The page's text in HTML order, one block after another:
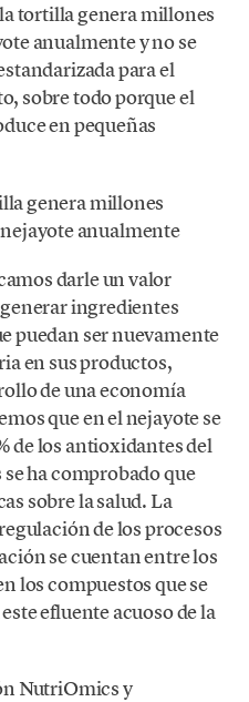
tortilla genera millones
anualmente y no se
para el
sobre todo porque el
en pequeñas
genera millones
anualmente
darle un valor
ingredientes
puedan ser nuevamente
en sus productos,
de una economía
que en el nejayote se
de los antioxidantes del
ha comprobado que
sobre la salud. La
de los procesos
se cuentan entre los
los compuestos que se
efluente acuoso de la
NutriOmics y